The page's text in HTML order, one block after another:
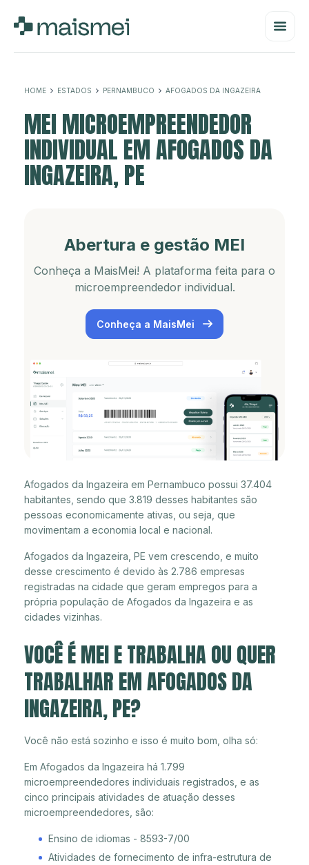
HOME ESTADOS PERNAMBUCO AFOGADOS DA INGAZEIRA
MEI MICROEMPREENDEDOR
INDIVIDUAL EM AFOGADOS DA
INGAZEIRA, PE
Abertura e gestão MEI
Conheça a MaisMei! A plataforma feita para o
microempreendedor individual.
Conheça a MaisMei
Afogados da Ingazeira em Pernambuco possui 37.404
habitantes, sendo que 3.819 desses habitantes são
pessoas economicamente ativas, ou seja, que
movimentam a economia local e nacional.
Afogados da Ingazeira, PE vem crescendo, e muito
desse crescimento é devido às 2.786 empresas
registradas na cidade que geram empregos para a
própria população de Afogados da Ingazeira e as
cidades vizinhas.
VOCÊ É MEI E TRABALHA OU QUER
TRABALHAR EM AFOGADOS DA
INGAZEIRA, PE?
Você não está sozinho e isso é muito bom, olha só:
Em Afogados da Ingazeira há 1.799
microempreendedores individuais registrados, e as
cinco principais atividades de atuação desses
microempreendedores, são:
Ensino de idiomas - 8593-7/00
Atividades de fornecimento de infra-estrutura de